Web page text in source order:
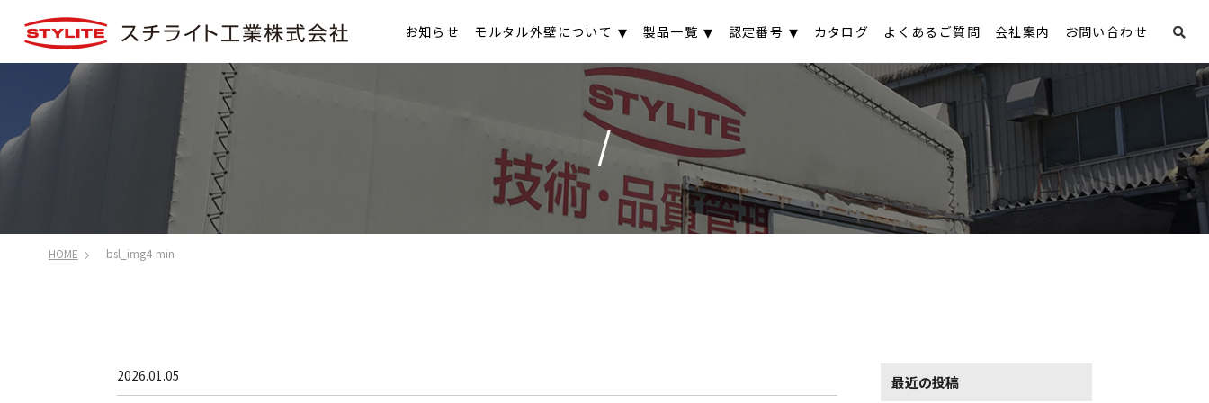
お知らせ モルタル外壁について 製品一覧 認定番号 カタログ よくあるご質問 会社案内 お問い合わせ
/
HOME bsl_img4-min
2026.01.05 最近の投稿